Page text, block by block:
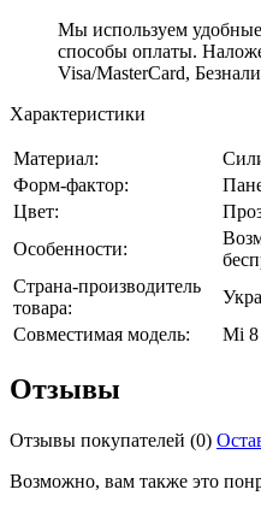
Мы используем
способы оплаты.
Visa/MasterCard,
Характеристики
Материал:
Форм-фактор:
Цвет:
Особенности:
Страна-производитель
товара:
Совместимая модель:
Mi 8
Отзывы
Отзывы покупателей (0)
Возможно, вам также это